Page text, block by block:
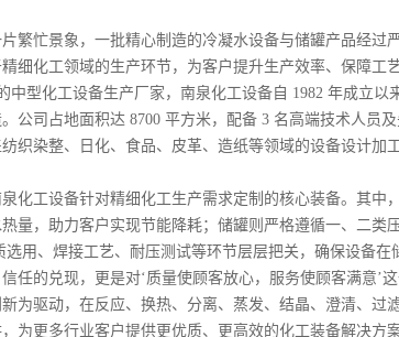
繁忙景象，一批精心制造的冷凝水设备与储罐产品经过
细化工领域的生产环节，为客户提升生产效率、保障工
中型化工设备生产厂家，南泉化工设备自 1982 年成立
公司占地面积达 8700 平方米，配备 3 名高端技术人员
织染整、日化、食品、皮革、造纸等领域的设备设计加
化工设备针对精细化工生产需求定制的核心装备。其中
量，助力客户实现节能降耗；储罐则严格遵循一、二类
用、焊接工艺、耐压测试等环节层层把关，确保设备在
任的兑现，更是对‘质量使顾客放心，服务使顾客满意’这
为驱动，在反应、换热、分离、蒸发、结晶、澄清、过
为更多行业客户提供更优质、更高效的化工装备解决方